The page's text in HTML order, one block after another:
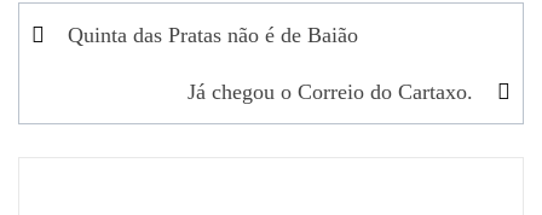
Navegação
Quinta das Pratas não é de Baião
Já chegou o Correio do Cartaxo.